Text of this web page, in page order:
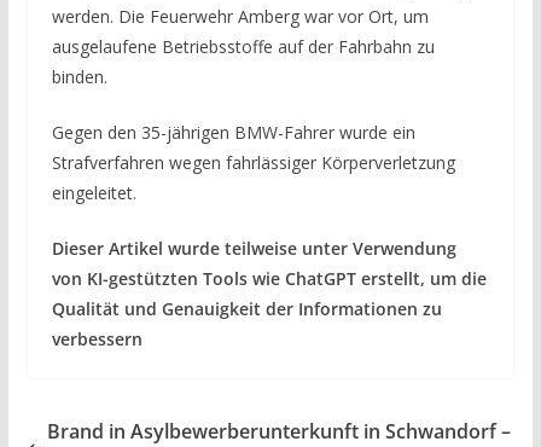
werden. Die Feuerwehr Amberg war vor Ort, um
ausgelaufene Betriebsstoffe auf der Fahrbahn zu
binden.
Gegen den 35-jährigen BMW-Fahrer wurde ein
Strafverfahren wegen fahrlässiger Körperverletzung
eingeleitet.
Dieser Artikel wurde teilweise unter Verwendung
von KI-gestützten Tools wie ChatGPT erstellt, um die
Qualität und Genauigkeit der Informationen zu
verbessern
Brand in Asylbewerberunterkunft in Schwandorf –